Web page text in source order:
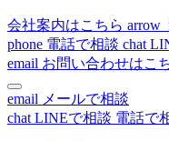
会社案内はこちら
phone 電話で相談 chat
email お問い合わせはこ
email メールで相談
chat LINEで相談 電話で